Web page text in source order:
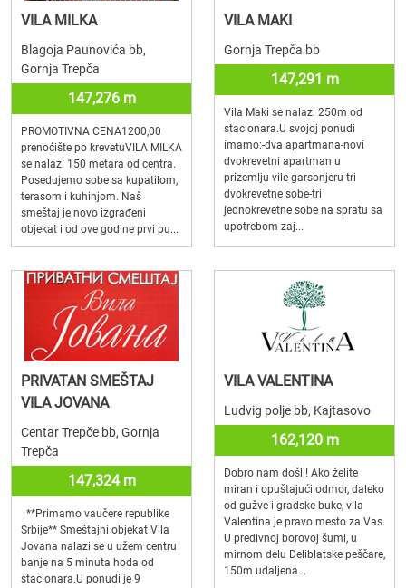
VILA MILKA
Blagoja Paunovića bb,
Gornja Trepča
147,276 m
PROMOTIVNA CENA1200,00
prenoćište po krevetuVILA MILKA
se nalazi 150 metara od centra.
Posedujemo sobe sa kupatilom,
terasom i kuhinjom. Naš
smeštaj je novo izgrađeni
objekat i od ove godine prvi pu...
VILA MAKI
Gornja Trepča bb
147,291 m
Vila Maki se nalazi 250m od
stacionara.U svojoj ponudi
imamo:-dva apartmana-novi
dvokrevetni apartman u
prizemlju vile-garsonjeru-tri
dvokrevetne sobe-tri
jednokrevetne sobe na spratu sa
upotrebom zaj...
PRIVATAN SMEŠTAJ
VILA JOVANA
Centar Trepče bb, Gornja
Trepča
147,324 m
**Primamo vaučere republike
Srbije** Smeštajni objekat Vila
Jovana nalazi se u užem centru
banje na 5 minuta hoda od
stacionara.U ponudi je 9
VILA VALENTINA
Ludvig polje bb, Kajtasovo
162,120 m
Dobro nam došli! Ako želite
miran i opuštajući odmor, daleko
od gužve i gradske buke, vila
Valentina je pravo mesto za Vas.
U predivnoj borovoj šumi, u
mirnom delu Deliblatske peščare,
150m udaljena...